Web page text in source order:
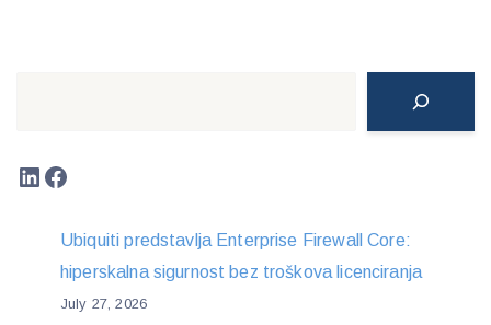
LinkedIn
Facebook
Ubiquiti predstavlja Enterprise Firewall Core:
hiperskalna sigurnost bez troškova licenciranja
July 27, 2026